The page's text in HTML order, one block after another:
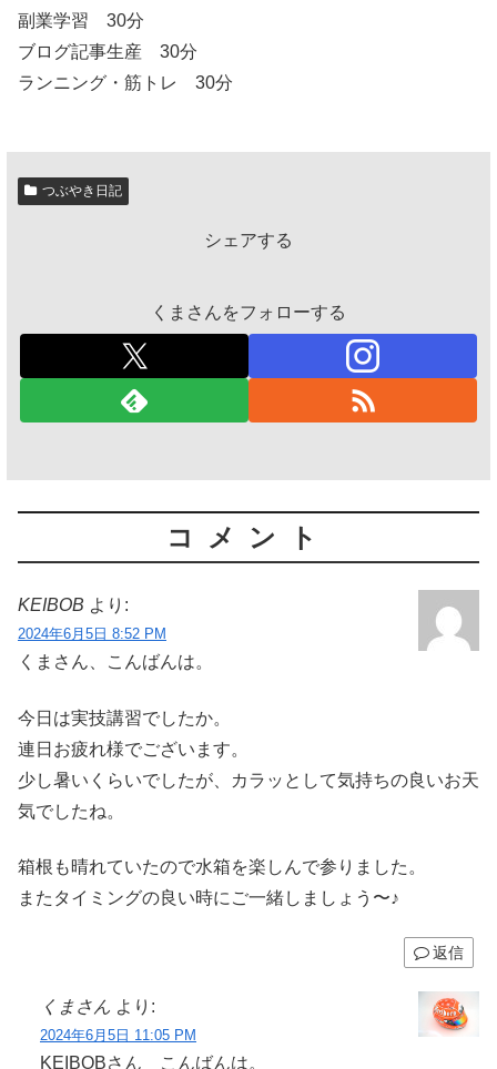
副業学習 30分
ブログ記事生産 30分
ランニング・筋トレ 30分
つぶやき日記
シェアする
くまさんをフォローする
コメント
KEIBOB より:
2024年6月5日 8:52 PM
くまさん、こんばんは。
今日は実技講習でしたか。
連日お疲れ様でございます。
少し暑いくらいでしたが、カラッとして気持ちの良いお天
気でしたね。
箱根も晴れていたので水箱を楽しんで参りました。
またタイミングの良い時にご一緒しましょう〜♪
返信
くまさん より:
2024年6月5日 11:05 PM
KEIBOBさん こんばんは。